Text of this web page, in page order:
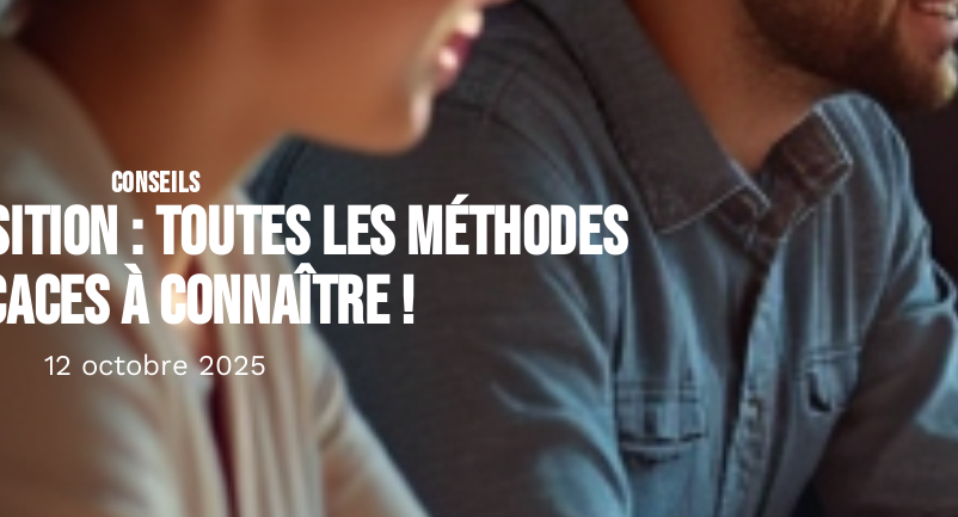
CONSEILS
: toutes les méthodes
à connaître !
12 octobre 2025